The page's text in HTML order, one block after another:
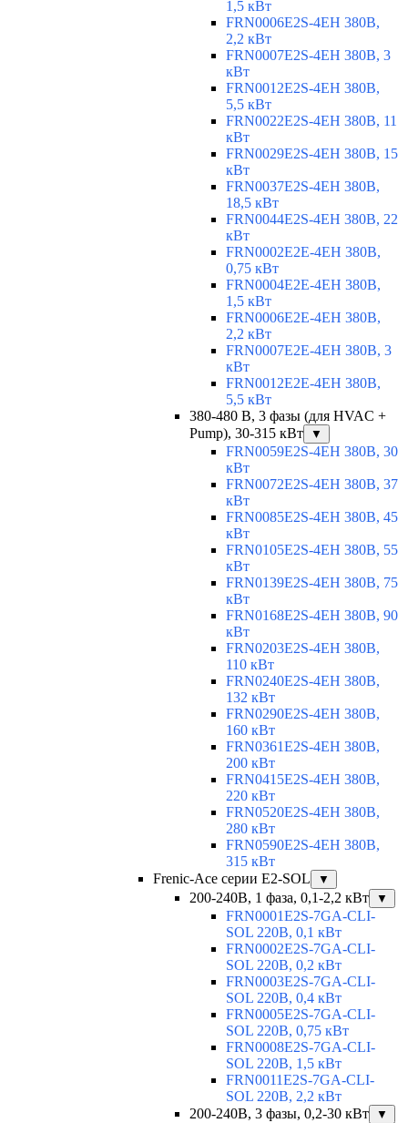
1,5 кВт
FRN0006E2S-4EH 380В,
2,2 кВт
FRN0007E2S-4EH 380В, 3
кВт
FRN0012E2S-4EH 380В,
5,5 кВт
FRN0022E2S-4EH 380В, 11
кВт
FRN0029E2S-4EH 380В, 15
кВт
FRN0037E2S-4EH 380В,
18,5 кВт
FRN0044E2S-4EH 380В, 22
кВт
FRN0002E2E-4EH 380В,
0,75 кВт
FRN0004E2E-4EH 380В,
1,5 кВт
FRN0006E2E-4EH 380В,
2,2 кВт
FRN0007E2E-4EH 380В, 3
кВт
FRN0012E2E-4EH 380В,
5,5 кВт
380-480 В, 3 фазы (для HVAC +
Pump), 30-315 кВт
▼
FRN0059E2S-4EH 380В, 30
кВт
FRN0072E2S-4EH 380В, 37
кВт
FRN0085E2S-4EH 380В, 45
кВт
FRN0105E2S-4EH 380В, 55
кВт
FRN0139E2S-4EH 380В, 75
кВт
FRN0168E2S-4EH 380В, 90
кВт
FRN0203E2S-4EH 380В,
110 кВт
FRN0240E2S-4EH 380В,
132 кВт
FRN0290E2S-4EH 380В,
160 кВт
FRN0361E2S-4EH 380В,
200 кВт
FRN0415E2S-4EH 380В,
220 кВт
FRN0520E2S-4EH 380В,
280 кВт
FRN0590E2S-4EH 380В,
315 кВт
Frenic-Ace серии E2-SOL
▼
200-240В, 1 фаза, 0,1-2,2 кВт ▼
FRN0001E2S-7GA-CLI-
SOL 220В, 0,1 кВт
FRN0002E2S-7GA-CLI-
SOL 220В, 0,2 кВт
FRN0003E2S-7GA-CLI-
SOL 220В, 0,4 кВт
FRN0005E2S-7GA-CLI-
SOL 220В, 0,75 кВт
FRN0008E2S-7GA-CLI-
SOL 220В, 1,5 кВт
FRN0011E2S-7GA-CLI-
SOL 220В, 2,2 кВт
200-240В, 3 фазы, 0,2-30 кВт
▼